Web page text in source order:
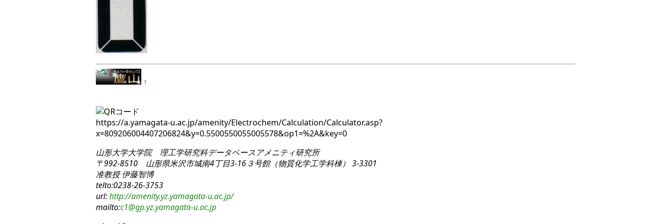
↑
https://a.yamagata-u.ac.jp/amenity/Electrochem/Calculation/Calculator.asp?
x=809206004407206824&y=0.5500550055005578&op1=%2A&key=0
山形大学大学院 理工学研究科データベースアメニティ研究所
〒992-8510 山形県米沢市城南4丁目3-16３号館（物質化学工学科棟） 3-3301
准教授 伊藤智博
telto:0238-26-3753
url:http://amenity.yz.yamagata-u.ac.jp/
mailto:c1@gp.yz.yamagata-u.ac.jp